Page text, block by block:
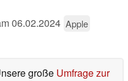
06.02.2024 Apple
große Umfrage zur